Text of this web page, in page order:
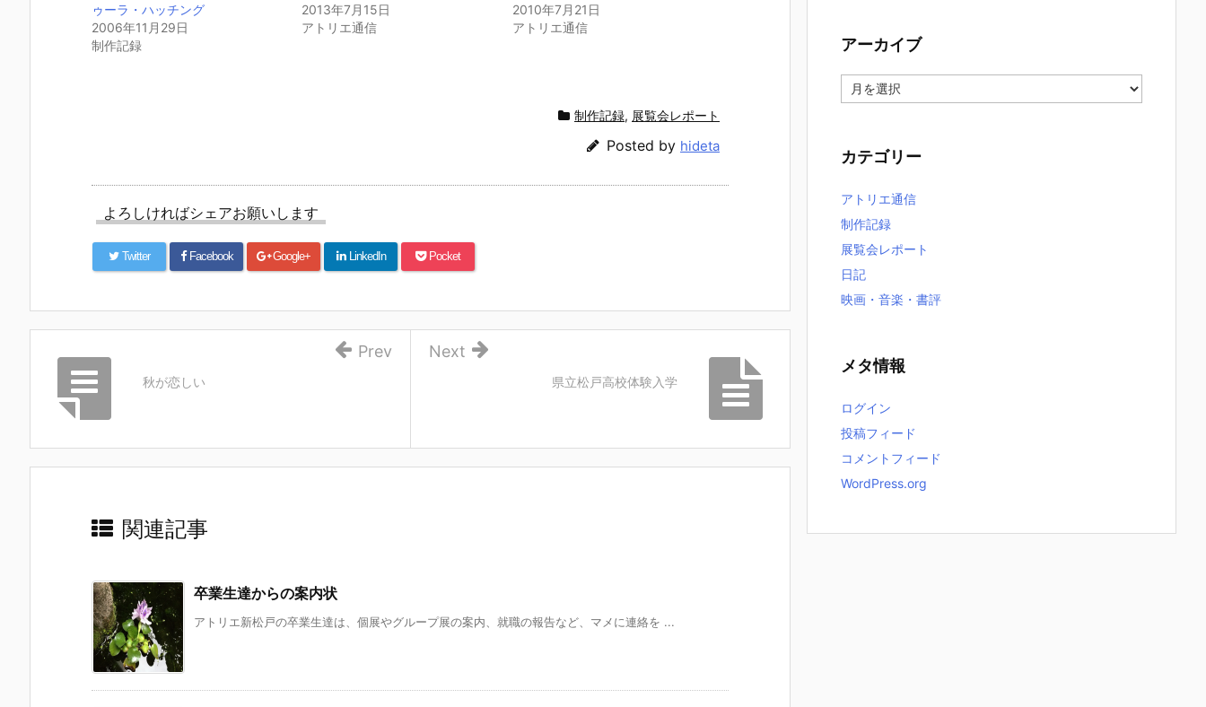
ゥーラ・ハッチング
2006年11月29日
制作記録
2013年7月15日
アトリエ通信
2010年7月21日
アトリエ通信
制作記録, 展覧会レポート
Posted by hideta
よろしければシェアお願いします
Twitter Facebook Google+ LinkedIn Pocket
県立松戸高校体験入学
Next
秋が恋しい
Prev
関連記事
卒業生達からの案内状
アトリエ新松戸の卒業生達は、個展やグループ展の案内、就職の報告など、マメに連絡を ...
アーカイブ
ー
ブ
カテゴリー
アトリエ通信
制作記録
展覧会レポート
日記
映画・音楽・書評
メタ情報
ログイン
投稿フィード
コメントフィード
WordPress.org